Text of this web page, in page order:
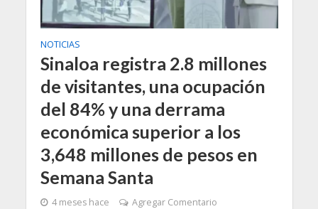
NOTICIAS
Sinaloa registra 2.8 millones
de visitantes, una ocupación
del 84% y una derrama
económica superior a los
3,648 millones de pesos en
Semana Santa
4 meses hace Agregar Comentario